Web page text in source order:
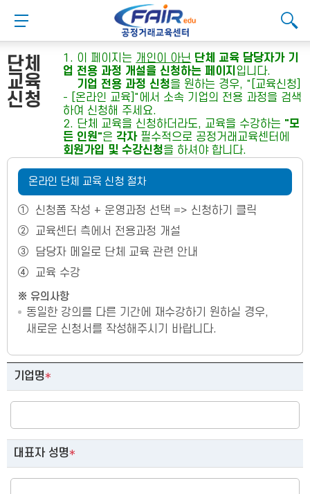
로
가
기
로
가
기
메뉴 버튼
단체
교육
신청
1. 이 페이지는 개인이 아닌 단체 교육 담당자가 기
업 전용 과정 개설을 신청하는 페이지 입니다.
기업 전용 과정 신청을 원하는 경우, "[교육신청]
- [온라인 교육]"에서 소속 기업의 전용 과정을 검색
하여 신청해 주세요.
2. 단체 교육을 신청하더라도, 교육을 수강하는 "모
든 인원"은 각자필수적으로 공정거래교육센터에
회원가입 및 수강신청을 하셔야 합니다.
온라인 단체 교육 신청 절차
①
신청폼 작성 + 운영과정 선택 => 신청하기 클릭
②
교육센터 측에서 전용과정 개설
③
담당자 메일로 단체 교육 관련 안내
④
교육 수강
※ 유의사항
동일한 강의를 다른 기간에 재수강하기 원하실 경우,
새로운 신청서를 작성해주시기 바랍니다.
단체 교육 신청
기업명*
대표자 성명*